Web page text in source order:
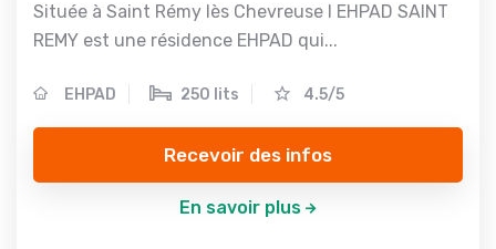
Située à Saint Rémy lès Chevreuse l EHPAD SAINT
REMY est une résidence EHPAD qui...
EHPAD 250 lits 4.5/5
Recevoir des infos
En savoir plus